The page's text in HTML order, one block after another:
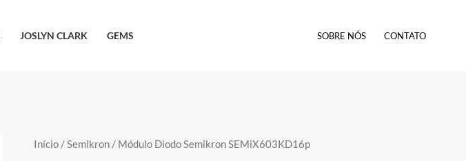
JOSLYN CLARK GEMS SOBRE NÓS CONTATO
Início /Semikron / Módulo Diodo Semikron SEMiX603KD16p